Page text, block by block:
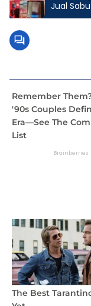
Jual
Bawang